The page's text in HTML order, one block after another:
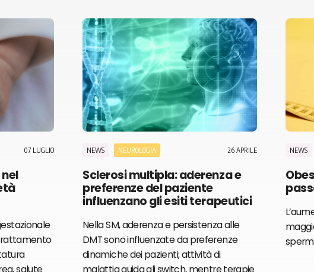
07 LUGLIO NEWS NEUROLOGIA 26 APRILE
Sclerosi multipla: aderenza e
preferenze del paziente
influenzano gli esiti terapeutici
Nella SM, aderenza e persistenza alle
DMT sono influenzate da preferenze
dinamiche dei pazienti; attività di
NEWS